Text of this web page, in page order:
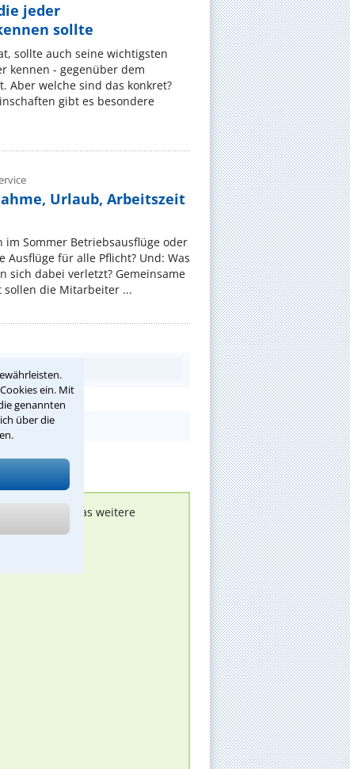
ein. Mit
genannten
über die
jeder
sollte
sollte auch seine wichtigsten
kennen - gegenüber dem
Aber welche sind das konkret?
gibt es besondere
Urlaub, Arbeitszeit
Sommer Betriebsausflüge oder
Ausflüge für alle Pflicht? Und: Was
sich dabei verletzt? Gemeinsame
sollen die Mitarbeiter ...
melden, um das weitere